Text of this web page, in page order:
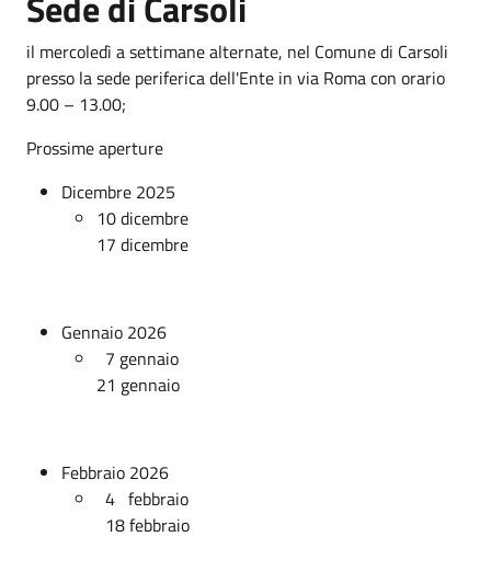
il mercoledì a settimane alternate, nel Comune di Carsoli
presso la sede periferica dell'Ente in via Roma con orario
9.00 – 13.00;
Prossime aperture
Dicembre 2025
10 dicembre
17 dicembre
Gennaio 2026
7 gennaio
21 gennaio
Febbraio 2026
4 febbraio
18 febbraio